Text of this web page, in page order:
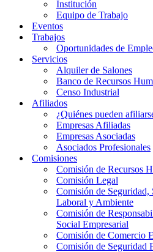
Institución
Equipo de Trabajo
Eventos
Trabajos
Oportunidades de
Servicios
Alquiler de Salones
Banco de Recursos
Censo Industrial
Afiliados
¿Quiénes pueden
Empresas Afiliadas
Empresas Asociadas
Asociados Profesionales
Comisiones
Comisión de Recursos
Comisión Legal
Comisión de Seguridad,
Laboral y Ambiente
Comisión de
Social Empresarial
Comisión de Comercio
Comisión de Seguridad